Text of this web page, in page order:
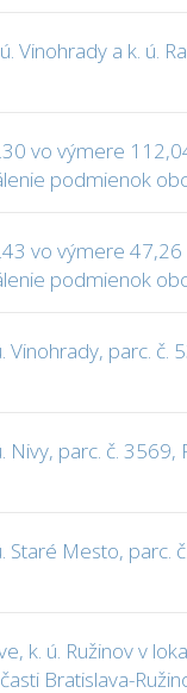
Vinohrady a k.
vo výmere
podmienok
vo výmere
podmienok
Vinohrady, parc.
Nivy, parc. č.
Staré Mesto,
k. ú. Ružinov v
Bratislava-